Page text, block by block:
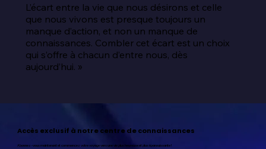
L’écart entre la vie que nous désirons et celle
que nous vivons est presque toujours un
manque d’action, et non un manque de
connaissances. Combler cet écart est un choix
qui s’offre à chacun d’entre nous, dès
aujourd’hui. »
Accès exclusif à notre centre de connaissances
Abonnez-vous maintenant et commencez votre voyage vers une vie plus heureuse et plus épanouissante !